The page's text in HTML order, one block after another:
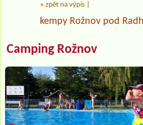
« zpět na výpis
kempy Rožnov pod
Camping Rožnov